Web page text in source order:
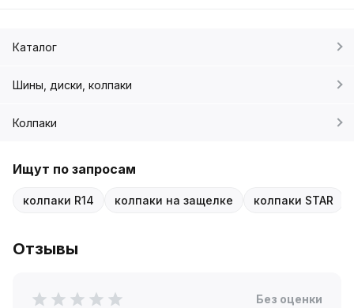
Каталог
Шины, диски, колпаки
Колпаки
Ищут по запросам
колпаки R14 колпаки на защелке колпаки STAR
Отзывы
Без оценки